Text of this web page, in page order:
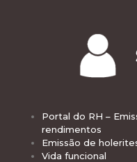
Portal do RH –
rendimentos
Emissão de
Vida funcional